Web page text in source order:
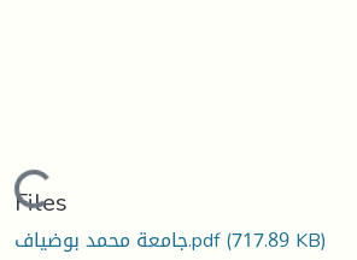
Loading...
Files
جامعة محمد بوضياف.pdf(717.89 KB)